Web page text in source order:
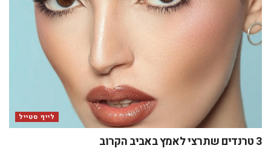
לייף סטייל
3 טרנדים שתרצי לאמץ באביב הקרוב